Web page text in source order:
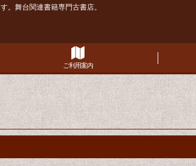
。舞台関連書籍専門古書店。
ご利用案内